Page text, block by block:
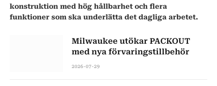
konstruktion med hög hållbarhet och flera
funktioner som ska underlätta det dagliga arbetet.
Milwaukee utökar PACKOUT
med nya förvaringstillbehör
2026-07-29